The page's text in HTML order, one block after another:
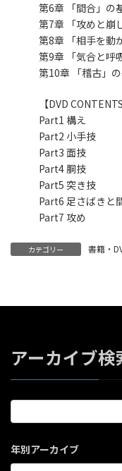
第6章 「間合」の
第7章 「攻めと崩
第8章 「相手を動
第9章 「気合と呼
第10章 「稽古」
【DVD CONTENTS
Part1 構え
Part2 小手技
Part3 面技
Part4 胴技
Part5 突き技
Part6 足さばきと
Part7 攻め
カテゴリー 書籍・
アーカイブ検
年別アーカイブ